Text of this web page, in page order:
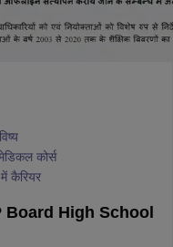
कोर्स
कैरियर
Board High School